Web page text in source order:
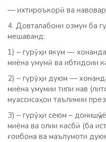
— ихтироъкорӣ ва
4. Довталабони озмун ба
мешаванд:
1) – гурӯҳи якум —
миёна умумӣ ва ибтидоии
2) – гурӯҳи дуюм —
миёна умумии типи нав
муассисаҳои таълимии
3) – гурӯҳи сеюм –
миёна ва олии касбӣ (ба
ғоибона ва маълумоти